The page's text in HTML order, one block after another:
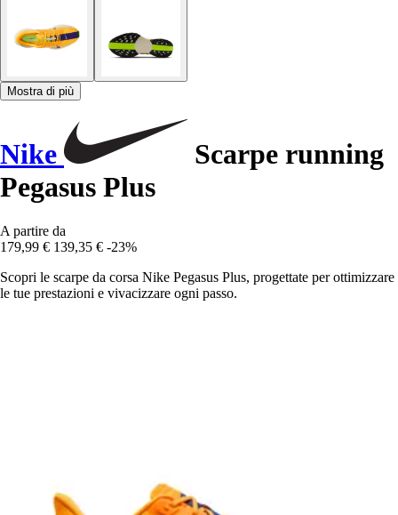
Mostra di più
Nike
Scarpe running
Pegasus Plus
A partire da
179,99 € 139,35 € -23%
Scopri le scarpe da corsa Nike Pegasus Plus, progettate per ottimizzare
le tue prestazioni e vivacizzare ogni passo.